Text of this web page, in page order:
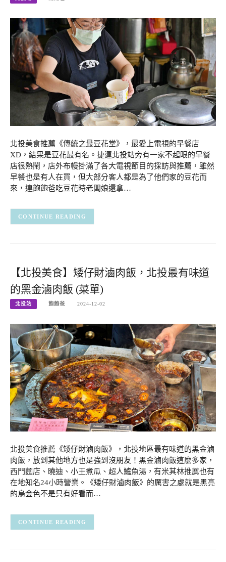
北投美食推薦《傳統之最豆花堂》，最愛上電視的早餐店
XD，結果是豆花最有名。捷運北投站旁有一家不起眼的早餐
店很熱鬧，店外布幔掛滿了各大電視節目的採訪與推薦，雖然
早餐也是有人在買，但大部分客人都是為了他們家的豆花而
來，連飽飽爸吃豆花時老闆娘還拿…
CONTINUE READING
【北投美食】矮仔財滷肉飯，北投最有味道
的黑金滷肉飯 (菜單)
北投站 飽飽爸 2024-12-02
北投美食推薦《矮仔財滷肉飯》，北投地區最有味道的黑金滷
肉飯，放到其他地方也是強到沒朋友！黑金滷肉飯這麼多家，
西門麵店、曉迪、小王煮瓜、超人鱸魚湯，有米其林推薦也有
在地知名24小時營業。《矮仔財滷肉飯》的厲害之處就是黑亮
的烏金色不是只有好看而…
CONTINUE READING